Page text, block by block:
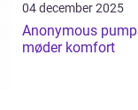
04 december 2025
Anonymous
møder komfort